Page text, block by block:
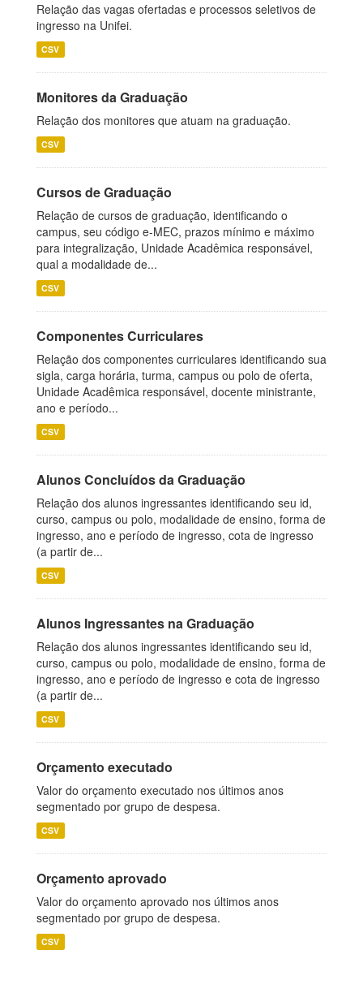
Relação das vagas ofertadas e processos seletivos de
ingresso na Unifei.
CSV
Monitores da Graduação
Relação dos monitores que atuam na graduação.
CSV
Cursos de Graduação
Relação de cursos de graduação, identificando o
campus, seu código e-MEC, prazos mínimo e máximo
para integralização, Unidade Acadêmica responsável,
qual a modalidade de...
CSV
Componentes Curriculares
Relação dos componentes curriculares identificando sua
sigla, carga horária, turma, campus ou polo de oferta,
Unidade Acadêmica responsável, docente ministrante,
ano e período...
CSV
Alunos Concluídos da Graduação
Relação dos alunos ingressantes identificando seu id,
curso, campus ou polo, modalidade de ensino, forma de
ingresso, ano e período de ingresso, cota de ingresso
(a partir de...
CSV
Alunos Ingressantes na Graduação
Relação dos alunos ingressantes identificando seu id,
curso, campus ou polo, modalidade de ensino, forma de
ingresso, ano e período de ingresso e cota de ingresso
(a partir de...
CSV
Orçamento executado
Valor do orçamento executado nos últimos anos
segmentado por grupo de despesa.
CSV
Orçamento aprovado
Valor do orçamento aprovado nos últimos anos
segmentado por grupo de despesa.
CSV